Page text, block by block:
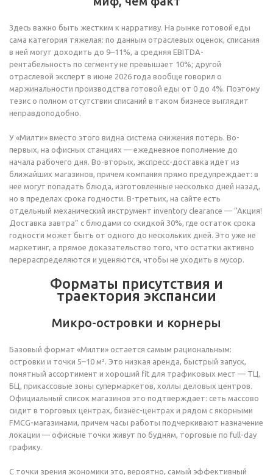
Здесь важно быть жестким к нарративу. На рынке готовой еды
сама категория тяжелая: по данным отраслевых оценок, списания
в ней могут доходить до 9–11%, а средняя EBITDA-
рентабельность по сегменту не превышает 10%; другой
отраслевой эксперт в июне 2026 года вообще говорил о
маржинальности производства готовой еды от 0 до 4%. Поэтому
тезис о полном отсутствии списаний в таком бизнесе выглядит
неправдоподобно.
У «Милти» вместо этого видна система снижения потерь. Во-
первых, на офисных станциях — ежедневное пополнение до
начала рабочего дня. Во-вторых, экспресс-доставка идет из
ближайших магазинов, причем компания прямо предупреждает: в
нее могут попадать блюда, изготовленные несколько дней назад,
но в пределах срока годности. В-третьих, на сайте есть
отдельный механический инструмент inventory clearance — “Акция!
Доставка завтра” с блюдами со скидкой 30%, где остаток срока
годности может быть от одного до нескольких дней. Это уже не
маркетинг, а прямое доказательство того, что остатки активно
перераспределяются и уценяются, чтобы не уходить в мусор.
Форматы присутствия и
траектория экспансии
Микро-островки и корнеры
Базовый формат «Милти» остается самым рациональным:
островки и точки 5–10 м². Это низкая аренда, быстрый запуск,
понятный ассортимент и хороший fit для трафиковых мест — ТЦ,
БЦ, прикассовые зоны супермаркетов, холлы деловых центров.
Официальный список магазинов это подтверждает: сеть массово
сидит в торговых центрах, бизнес-центрах и рядом с якорными
FMCG-магазинами, причем часы работы подчеркивают назначение
локации — офисные точки живут по будням, торговые по full-day
графику.
С точки зрения экономики это, вероятно, самый эффективный